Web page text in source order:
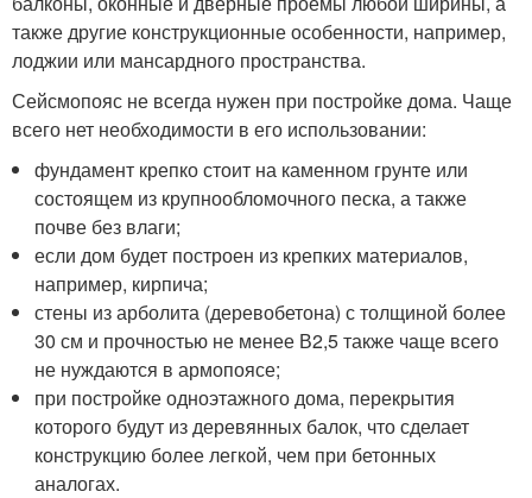
также другие конструкционные особенности, например,
лоджии или мансардного пространства.
Сейсмопояс не всегда нужен при постройке дома. Чаще
всего нет необходимости в его использовании:
фундамент крепко стоит на каменном грунте или
состоящем из крупнообломочного песка, а также
почве без влаги;
если дом будет построен из крепких материалов,
например, кирпича;
стены из арболита (деревобетона) с толщиной более
30 см и прочностью не менее В2,5 также чаще всего
не нуждаются в армопоясе;
при постройке одноэтажного дома, перекрытия
которого будут из деревянных балок, что сделает
конструкцию более легкой, чем при бетонных
аналогах.